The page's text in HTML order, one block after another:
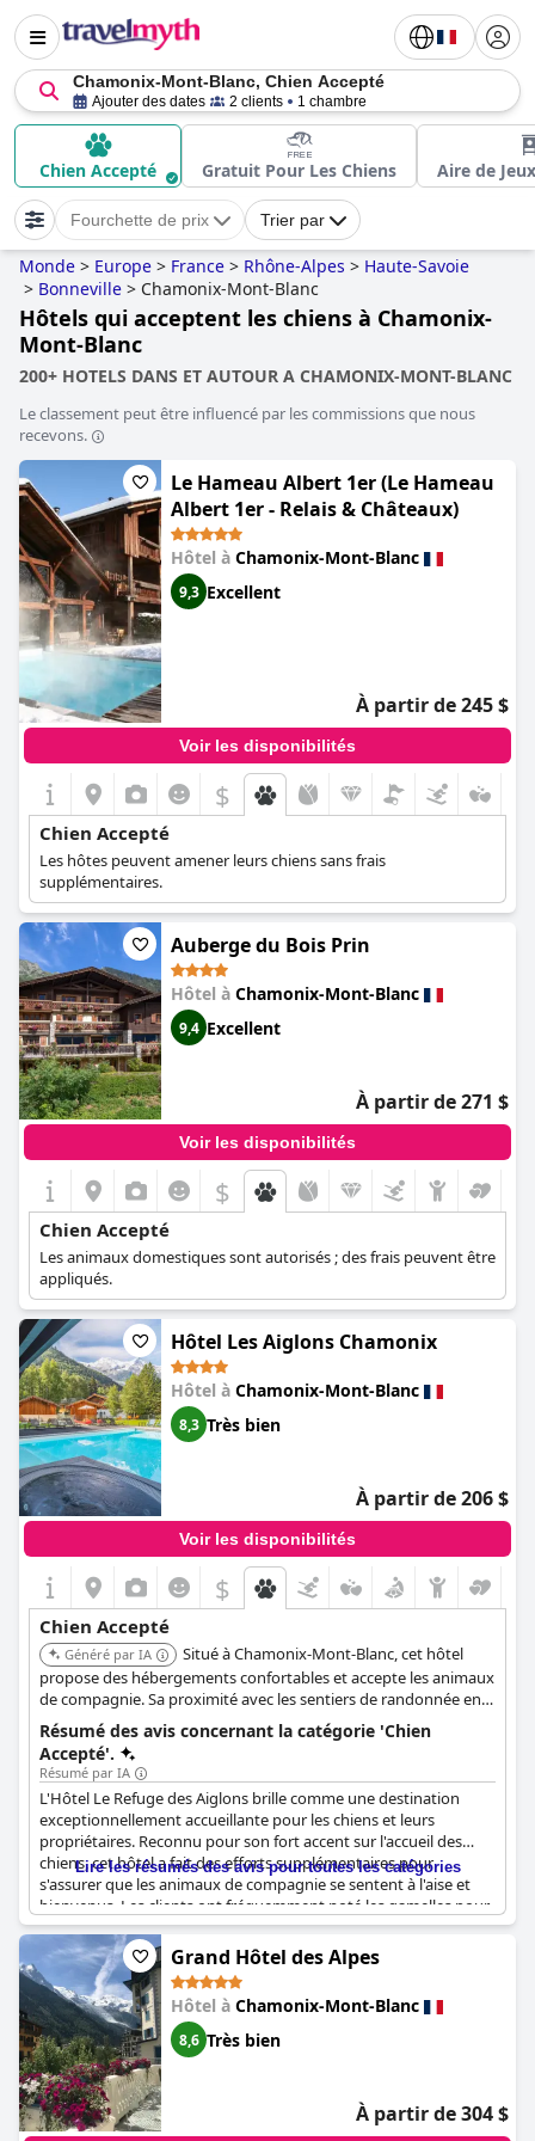
Chamonix-Mont-Blanc, Chien Accepté
Ajouter des dates 2 clients 1 chambre
Chien Accepté Gratuit Pour Les Chiens Aire de
Fourchette de prix Trier par
Monde > Europe > France > Rhône-Alpes > Haute-Savoie
> Bonneville > Chamonix-Mont-Blanc
Hôtels qui acceptent les chiens à Chamonix-
Mont-Blanc
200+ HOTELS DANS ET AUTOUR A CHAMONIX-MONT-BLANC
Le classement peut être influencé par les commissions que nous
recevons.
Le Hameau Albert 1er (Le Hameau
Albert 1er - Relais & Châteaux)
Hôtel à Chamonix-Mont-Blanc
9,3 Excellent
À partir de 245 $
Voir les disponibilités
$
Chien Accepté
Les hôtes peuvent amener leurs chiens sans frais
supplémentaires.
Auberge du Bois Prin
Hôtel à Chamonix-Mont-Blanc
9,4 Excellent
À partir de 271 $
Voir les disponibilités
$
Chien Accepté
Les animaux domestiques sont autorisés ; des frais peuvent être
appliqués.
Hôtel Les Aiglons Chamonix
Hôtel à Chamonix-Mont-Blanc
8,3 Très bien
À partir de 206 $
Voir les disponibilités
$
Chien Accepté
Généré par IA
Situé à Chamonix-Mont-Blanc, cet hôtel
propose des hébergements confortables et accepte les animaux
de compagnie. Sa proximité avec les sentiers de randonnée en
fait un excellent choix pour les propriétaires de chiens.
Résumé des avis concernant la catégorie 'Chien
Accepté'.
Résumé par IA
L'Hôtel Le Refuge des Aiglons brille comme une destination
exceptionnellement accueillante pour les chiens et leurs
propriétaires. Reconnu pour son fort accent sur l'accueil des
chiens, cet hôtel a fait des efforts supplémentaires pour
s'assurer que les animaux de compagnie se sentent à l'aise et
bienvenus. Les clients ont fréquemment noté les gamelles pour
chiens fournies et les commodités acceptant les animaux de
compagnie disponibles. L'hôtel est particulièrement arrangeant
avec un personnel aimant les animaux qui traitent les chiens
avec un respect et une gentillesse authentiques. Les grands
chiens, comme les dogues allemands, reçoivent un accueil facile
et les petits chiens sont acceptés même au restaurant.
De plus, l'établissement est bien adapté aux familles avec
animaux de compagnie, avec des chambres et des
environnements acceptant les animaux. Les chiens adorent les
Lire les résumés des avis pour toutes les catégories
Grand Hôtel des Alpes
Hôtel à Chamonix-Mont-Blanc
8,6 Très bien
À partir de 304 $